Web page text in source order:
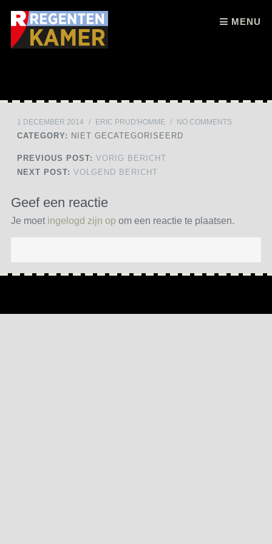
MENU
Skip to content
1 DECEMBER 2014 / ERIC PRUD'HOMME / NO COMMENTS
CATEGORY: NIET GECATEGORISEERD
PREVIOUS POST: VORIG BERICHT
NEXT POST: VOLGEND BERICHT
Geef een reactie
Je moet ingelogd zijn op om een reactie te plaatsen.